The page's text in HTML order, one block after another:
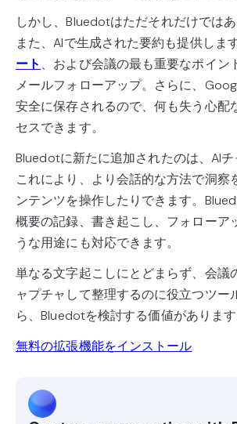
しかし、Bluedotはただそれだけでは
また、AIで生成された要約も提供しま
ート 、および会議の最も重要なポイン
メールフォローアップ。さらに、
安全に保存されるので、何も失う心配
セスできます。
Bluedotに新たに追加されたのは、AIチ
これにより、より会話的な方法で洞察
ンテンツを操作したりできます。
概要の記録、書き起こし、フォローア
うな用途にも対応できます。
単なる文字起こしにとどまらず、会議
ャプチャして整理するのに役立つツー
ら、Bluedotを検討する価値があります
無料の拡張機能をインストール